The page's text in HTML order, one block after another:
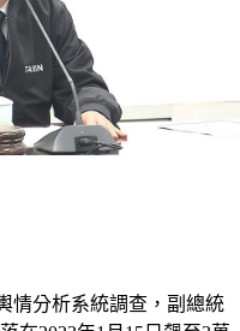
情分析系統調查，副總統